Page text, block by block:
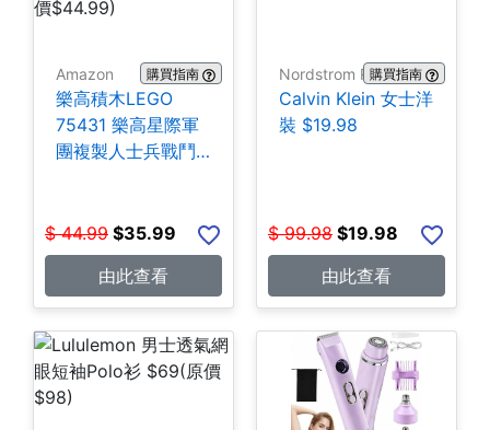
Amazon 購買指南
樂高積木LEGO
75431 樂高星際軍
團複製人士兵戰鬥
$ 44.99 $35.99
由此查看
Nordstrom Rack購買指南
Calvin Klein 女士洋
裝 $19.98
$ 99.98 $19.98
由此查看